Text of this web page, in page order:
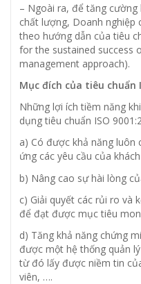
– Ngoài ra, để tăng
chất lượng, Doanh nghiệp
theo hướng dẫn của tiêu
for the sustained success
management approach).
Mục đích của tiêu chuẩn
Những lợi ích tiềm năng
dụng tiêu chuẩn ISO
a) Có được khả năng luôn
ứng các yêu cầu của
b) Nâng cao sự hài lòng
c) Giải quyết các rủi ro và
để đạt được mục tiêu
d) Tăng khả năng chứng
được một hệ thống quản
từ đó lấy được niềm tin
viên, ….